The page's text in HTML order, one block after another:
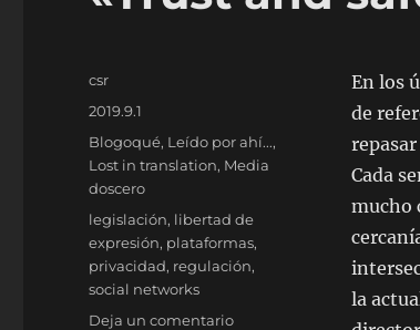
En los
de
Cada
mucho
la
Autor
csr
Publicado
el
2019.9.1
Categorías
Blogoqué, Leído por ahí...,
Lost in translation, Media
doscero
Etiquetas
legislación, libertad de
expresión, plataformas,
privacidad, regulación,
social networks
Deja un comentarioen